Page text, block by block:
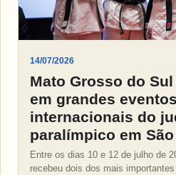
14/07/2026
Mato Grosso do
em grandes eventos
internacionais do
paralímpico em
Entre os dias 10 e 12 de julho de
recebeu dois dos mais